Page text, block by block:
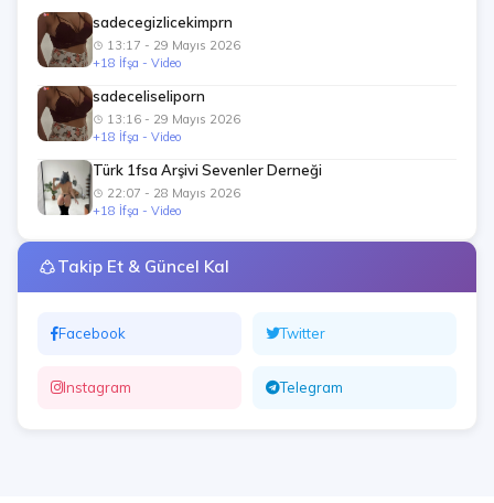
sadecegizlicekimprn
13:17 - 29 Mayıs 2026
+18 İfşa - Video
sadeceliseliporn
13:16 - 29 Mayıs 2026
+18 İfşa - Video
Türk 1fsa Arşivi Sevenler Derneği
22:07 - 28 Mayıs 2026
+18 İfşa - Video
Takip Et & Güncel Kal
Facebook Twitter
Instagram Telegram